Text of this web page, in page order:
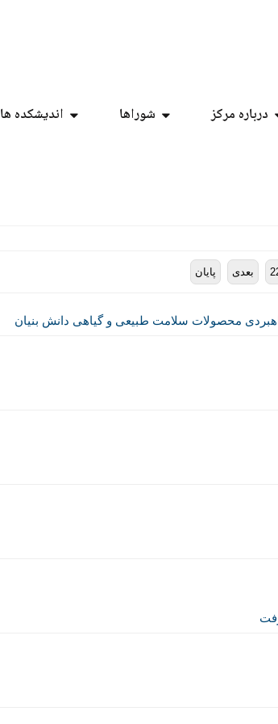
درباره مرکز شوراها اندیشکده ها
بعدی پایان
محصولات سلامت طبیعی و گیاهی دانش بنیان